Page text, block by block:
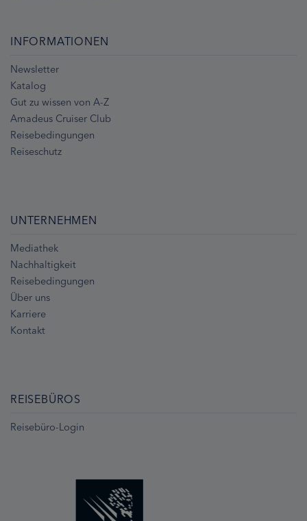
INFORMATIONEN
Newsletter
Katalog
Gut zu wissen von A-Z
Amadeus Cruiser Club
Reisebedingungen
Reiseschutz
UNTERNEHMEN
Mediathek
Nachhaltigkeit
Reisebedingungen
Über uns
Karriere
Kontakt
REISEBÜROS
Reisebüro-Login